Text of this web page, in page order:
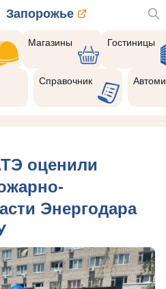
Запорожье
Магазины Гостиницы
Справочник
оценили
Энергодара